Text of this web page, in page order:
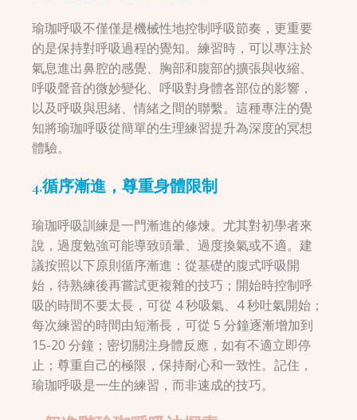
瑜珈呼吸不僅僅是機械性地控制呼吸節奏，更重要
的是保持對呼吸過程的覺知。練習時，可以專注於
氣息進出鼻腔的感覺、胸部和腹部的擴張與收縮、
呼吸聲音的微妙變化、呼吸對身體各部位的影響，
以及呼吸與思緒、情緒之間的聯繫。這種專注的覺
知將瑜珈呼吸從簡單的生理練習提升為深度的冥想
體驗。
4.循序漸進，尊重身體限制
瑜珈呼吸訓練是一門漸進的修煉。尤其對初學者來
說，過度勉強可能導致頭暈、過度換氣或不適。建
議按照以下原則循序漸進：從基礎的腹式呼吸開
始，待熟練後再嘗試更複雜的技巧；開始時控制呼
吸的時間不要太長，可從 4 秒吸氣、4 秒吐氣開始；
每次練習的時間由短漸長，可從 5 分鐘逐漸增加到
15-20 分鐘；密切關注身體反應，如有不適立即停
止；尊重自己的極限，保持耐心和一致性。記住，
瑜珈呼吸是一生的練習，而非速成的技巧。